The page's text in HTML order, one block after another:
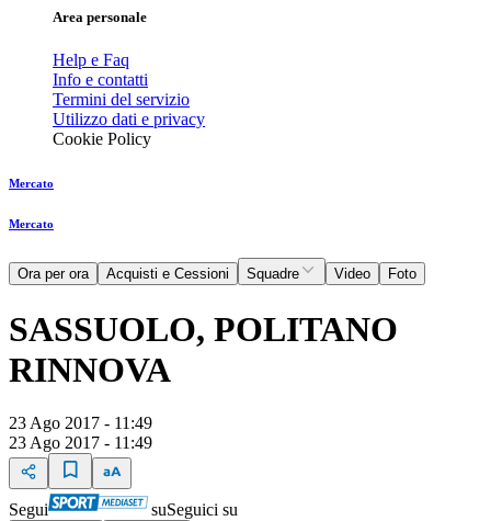
Area personale
Help e Faq
Info e contatti
Termini del servizio
Utilizzo dati e privacy
Cookie Policy
Mercato
Mercato
Ora per ora Acquisti e Cessioni Squadre Video Foto
SASSUOLO, POLITANO
RINNOVA
23 Ago 2017 - 11:49
23 Ago 2017 - 11:49
Segui suSeguici su